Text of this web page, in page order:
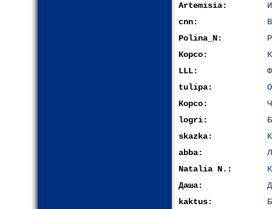
Artemisia:
cnn:
Polina_N:
Корсо:
LLL:
tulipa:
Корсо:
logri:
skazka:
abba:
Natalia N.:
Даша:
kaktus: